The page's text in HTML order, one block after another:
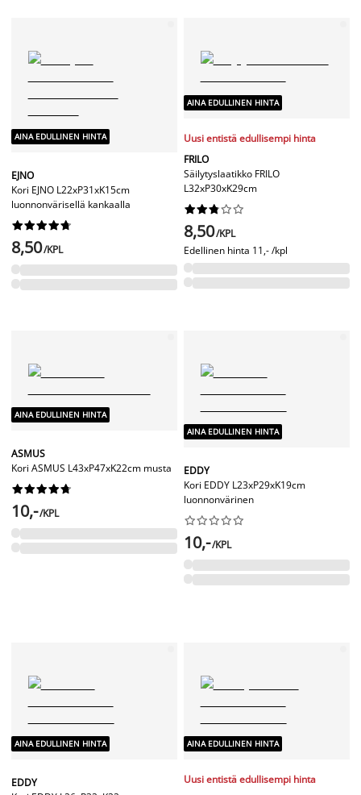
AINA EDULLINEN HINTA
EJNO
Kori EJNO L22xP31xK15cm
luonnonvärisellä kankaalla






8,50/KPL
AINA EDULLINEN HINTA
Uusi entistä edullisempi hinta
FRILO
Säilytyslaatikko FRILO
L32xP30xK29cm






8,50/KPL
Edellinen hinta 11,- /kpl
AINA EDULLINEN HINTA
ASMUS
Kori ASMUS L43xP47xK22cm musta






10,-/KPL
AINA EDULLINEN HINTA
EDDY
Kori EDDY L23xP29xK19cm
luonnonvärinen






10,-/KPL
AINA EDULLINEN HINTA
EDDY
AINA EDULLINEN HINTA
Uusi entistä edullisempi hinta